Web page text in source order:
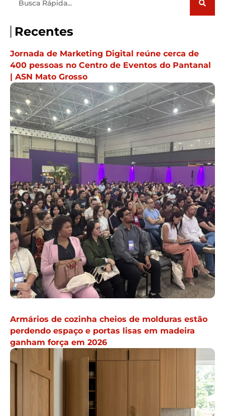
Recentes
Jornada de Marketing Digital reúne cerca de
400 pessoas no Centro de Eventos do Pantanal
| ASN Mato Grosso
Armários de cozinha cheios de molduras estão
perdendo espaço e portas lisas em madeira
ganham força em 2026